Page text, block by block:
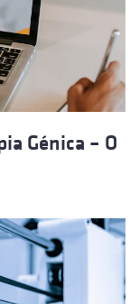
Génica – O